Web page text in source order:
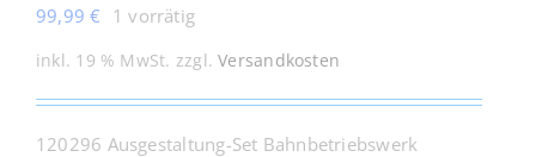
99,99€ 1 vorrätig
inkl. 19 % MwSt. zzgl.Versandkosten
120296 Ausgestaltung-Set Bahnbetriebswerk